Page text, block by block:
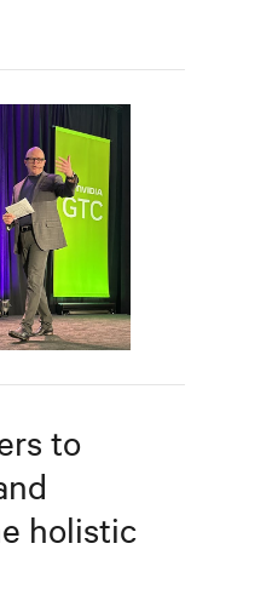
Settings
to
holistic